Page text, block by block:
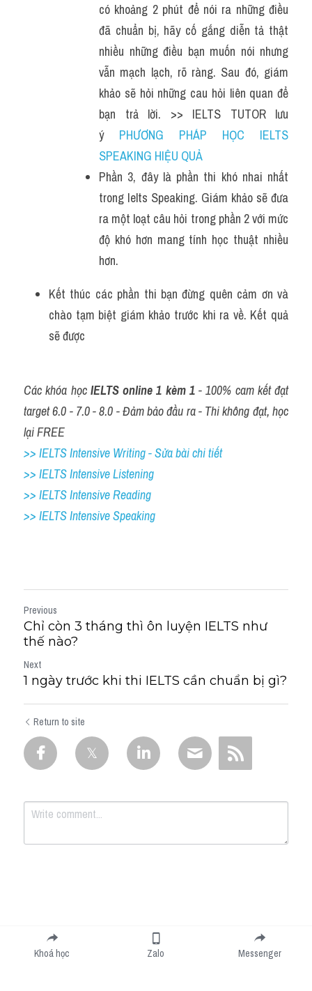
có khoảng 2 phút để nói ra những điều
đã chuẩn bị, hãy cố gắng diễn tả thật
nhiều những điều bạn muốn nói nhưng
vẫn mạch lạch, rõ ràng. Sau đó, giám
khảo sẽ hỏi những cau hỏi liên quan để
bạn trả lời. >> IELTS TUTOR lưu
ý PHƯƠNG PHÁP HỌC IELTS
SPEAKING HIỆU QUẢ
Phần 3, đây là phần thi khó nhai nhất
trong Ielts Speaking. Giám khảo sẽ đưa
ra một loạt câu hỏi trong phần 2 với mức
độ khó hơn mang tính học thuật nhiều
hơn.
Kết thúc các phần thi bạn đừng quên cảm ơn và
chào tạm biệt giám khảo trước khi ra về. Kết quả
sẽ được
Các khóa học IELTS online 1 kèm 1 - 100% cam kết đạt
target 6.0 - 7.0 - 8.0 - Đảm bảo đầu ra - Thi không đạt, học
lại FREE
>> IELTS Intensive Writing - Sửa bài chi tiết
>> IELTS Intensive Listening
>> IELTS Intensive Reading
>> IELTS Intensive Speaking
Previous
Chỉ còn 3 tháng thì ôn luyện IELTS như
thế nào?
Next
1 ngày trước khi thi IELTS cần chuẩn bị gì?
Return to site
Submit
Khoá học Zalo Messenger